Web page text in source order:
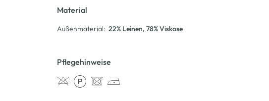
Material
Außenmaterial: 22% Leinen, 78% Viskose
Pflegehinweise